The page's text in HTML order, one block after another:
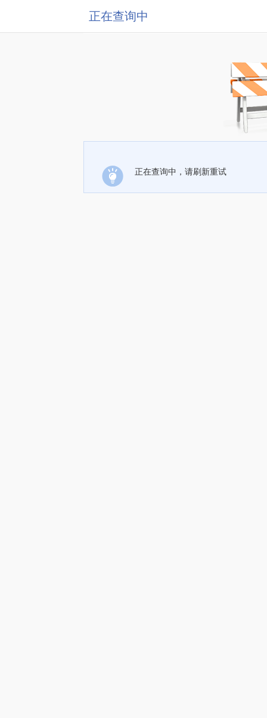
正在查询中
正在查询中，请刷新重试